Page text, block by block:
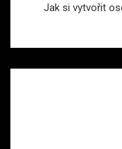
Jak si vytvořit